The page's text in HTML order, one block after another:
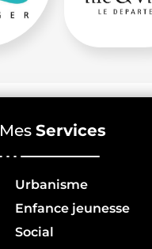
MesServices
Urbanisme
Enfance jeunesse
Social